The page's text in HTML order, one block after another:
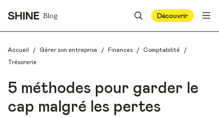
Blog Découvrir
Accueil / Gérer son entreprise / Finances / Comptabilité /
Trésorerie
5 méthodes pour garder le
cap malgré les pertes